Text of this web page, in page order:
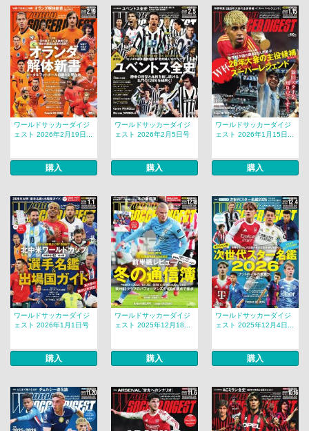
ワールドサッカーダイジ
ェスト 2026年2月19日...
購入
ワールドサッカーダイジ
ェスト 2026年2月5日号
購入
ワールドサッカーダイジ
ェスト 2026年1月15日...
購入
ワールドサッカーダイジ
ェスト 2026年1月1日号
購入
ワールドサッカーダイジ
ェスト 2025年12月18...
購入
ワールドサッカーダイジ
ェスト 2025年12月4日...
購入